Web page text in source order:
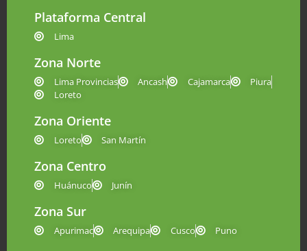
Plataforma Central
Lima
Zona Norte
Lima Provincias Ancash Cajamarca
Piura
Loreto
Zona Oriente
Loreto San Martín
Zona Centro
Huánuco Junín
Zona Sur
Apurimac Arequipa Cusco Puno